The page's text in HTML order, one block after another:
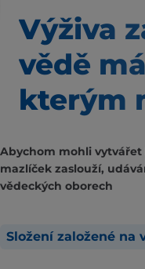
Výživa
vědě
kterým
Abychom mohli
mazlíček zaslouží,
vědeckých oborech
Složení založené na